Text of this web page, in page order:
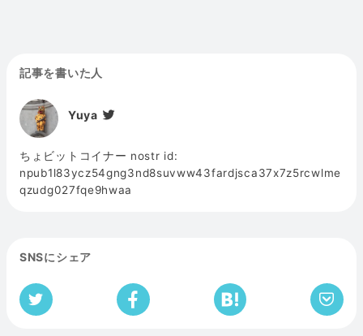
記事を書いた人
Yuya
ちょビットコイナー nostr id:
npub1l83ycz54gng3nd8suvww43fardjsca37x7z5rcwlme
qzudg027fqe9hwaa
SNSにシェア